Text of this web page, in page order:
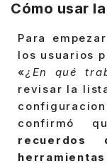
Cómo usar
Para
los usuarios
«¿En qué
revisar la
confirmó
recuerdos